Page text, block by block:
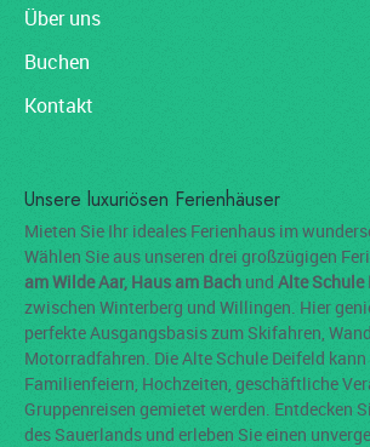
Über uns
Buchen
Kontakt
Unsere luxuriösen Ferienhäuser
Mieten Sie Ihr ideales Ferienhaus im
Wählen Sie aus unseren drei großzügigen
am Wilde Aar, Haus am Bach und Alte Schule
zwischen Winterberg und Willingen. Hier
perfekte Ausgangsbasis zum Skifahren,
Motorradfahren. Die Alte Schule Deifeld
Familienfeiern, Hochzeiten, geschäftliche
Gruppenreisen gemietet werden. Entdecken
des Sauerlands und erleben Sie einen